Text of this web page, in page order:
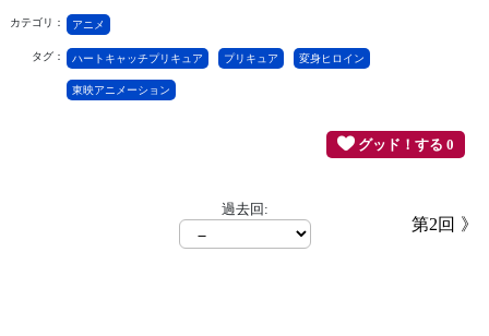
カテゴリ： アニメ
タグ： ハートキャッチプリキュア プリキュア 変身ヒロイン
東映アニメーション
グッド！する 0
過去回:
第2回